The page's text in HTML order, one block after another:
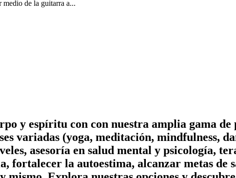
medio de la guitarra a...
y espíritu con con nuestra amplia gama
variadas (yoga, meditación, mindfulness,
asesoría en salud mental y psicología,
fortalecer la autoestima, alcanzar metas